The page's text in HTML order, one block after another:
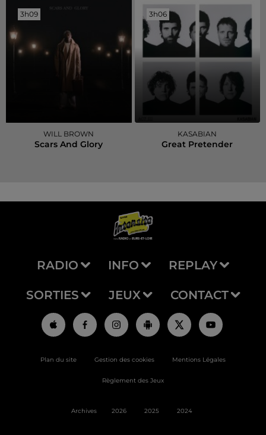
3h09
3h09
WILL BROWN
Scars And Glory
3h06
3h06
KASABIAN
Great Pretender
RADIO INFO REPLAY
SORTIES JEUX CONTACT
Plan du site Gestion des cookies Mentions Légales
Règlement des Jeux
Archives 2026 2025 2024